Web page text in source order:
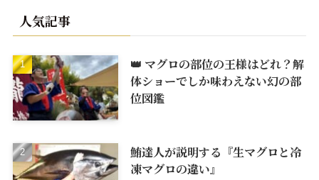
人気記事
👑 マグロの部位の王様はどれ？解
体ショーでしか味わえない幻の部
位図鑑
鮪達人が説明する『生マグロと冷
凍マグロの違い』